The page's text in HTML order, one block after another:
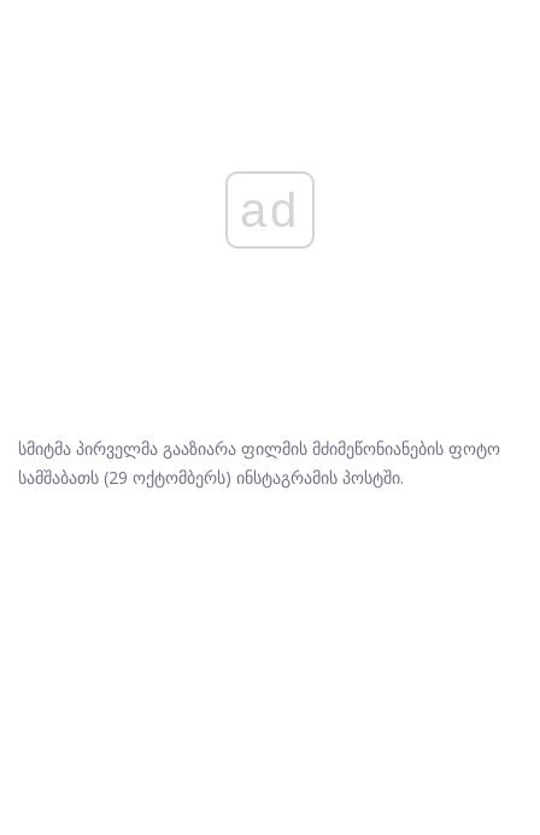
ad
სმიტმა პირველმა გააზიარა ფილმის მძიმეწონიანების ფოტო
სამშაბათს (29 ოქტომბერს) ინსტაგრამის პოსტში.